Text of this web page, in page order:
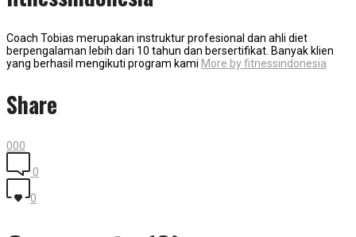
Coach Tobias merupakan instruktur profesional dan ahli diet
berpengalaman lebih dari 10 tahun dan bersertifikat. Banyak klien
yang berhasil mengikuti program kami More by fitnessindonesia
Share
000
0
0